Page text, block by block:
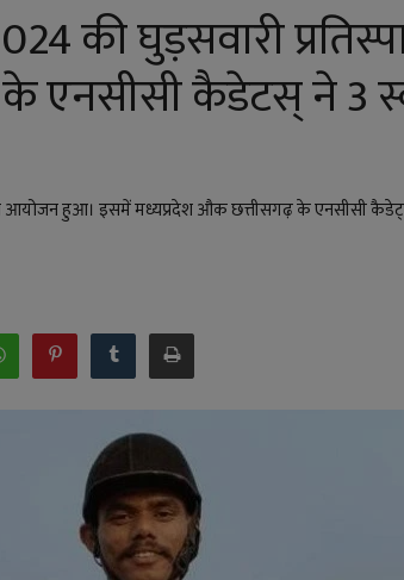
की घुड़सवारी
एनसीसी कैडेटस् ने 3
आयोजन हुआ। इसमें मध्यप्रदेश औक छत्तीसगढ़ के एनसीसी